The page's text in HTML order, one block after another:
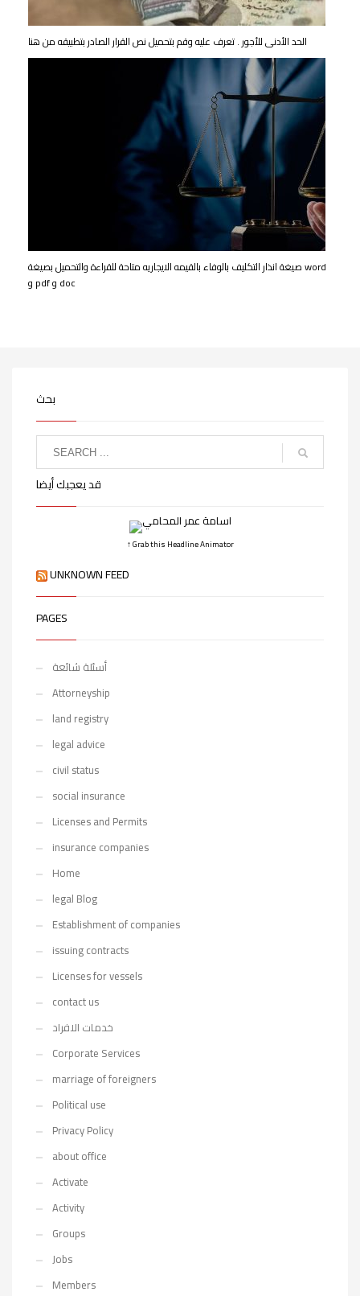
الحد الأدنى للأجور . تعرف عليه وقم بتحميل نص القرار الصادر بتطبيقه من هنا
صيغة انذار التكليف بالوفاء بالقيمه الايجاريه متاحة للقراءة والتحميل بصيغة word
و pdf و doc
بحث
قد يعجبك أيضا
↑ Grab this Headline Animator
UNKNOWN FEED
PAGES
أسئلة شائعة
Attorneyship
land registry
legal advice
civil status
social insurance
Licenses and Permits
insurance companies
Home
legal Blog
Establishment of companies
issuing contracts
Licenses for vessels
contact us
خدمات الافراد
Corporate Services
marriage of foreigners
Political use
Privacy Policy
about office
Activate
Activity
Groups
Jobs
Members